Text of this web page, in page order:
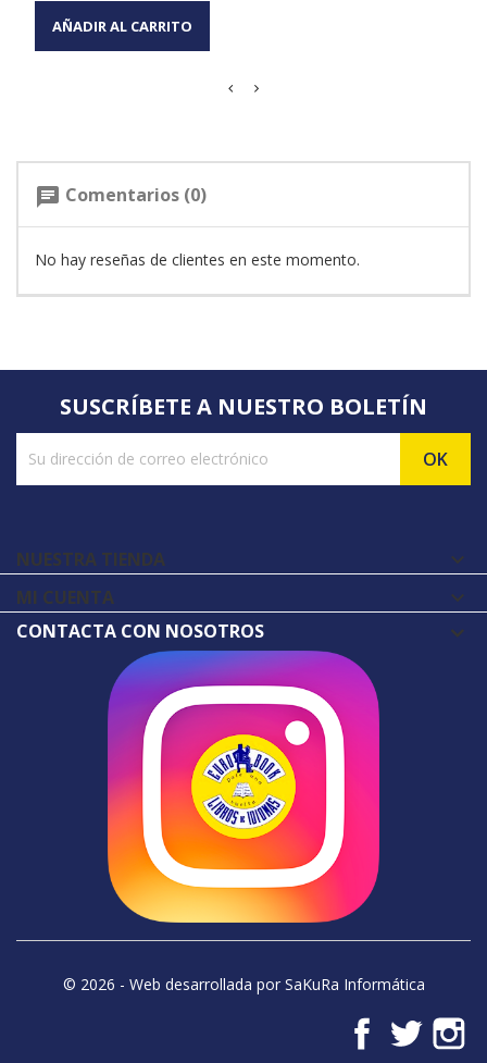
AÑADIR AL CARRITO
chat Comentarios (0)
No hay reseñas de clientes en este momento.
SUSCRÍBETE A NUESTRO BOLETÍN
NUESTRA TIENDA 
MI CUENTA 
CONTACTA CON NOSOTROS
© 2026 - Web desarrollada por SaKuRa Informática